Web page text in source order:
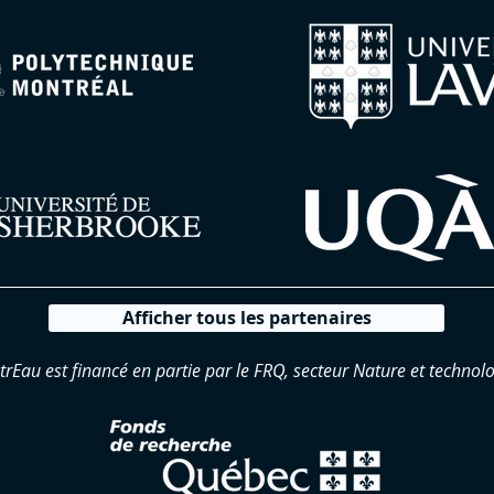
Afficher tous les partenaires
est financé en partie par le FRQ, secteur Nature et